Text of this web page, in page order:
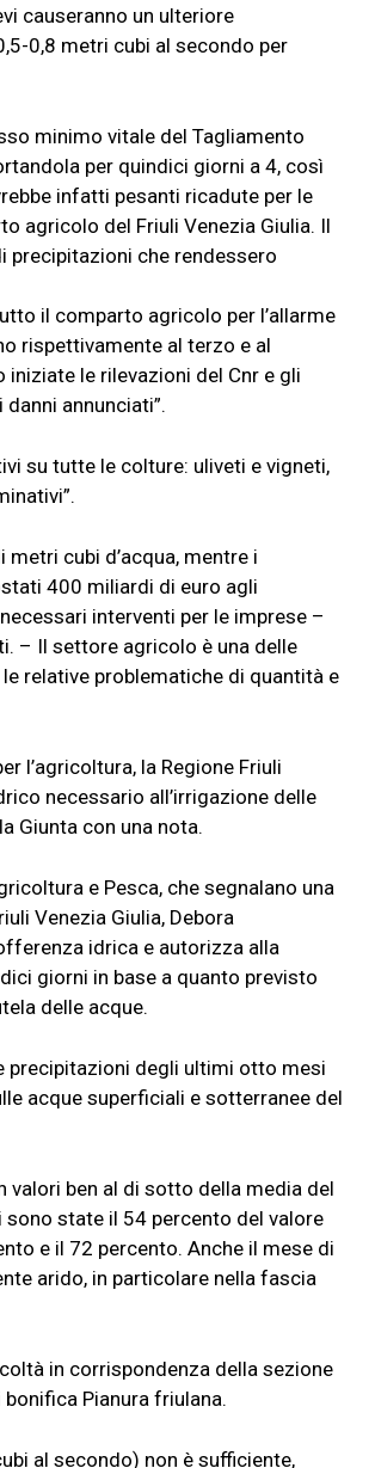
causeranno un ulteriore
0,8 metri cubi al secondo per
minimo vitale del Tagliamento
per quindici giorni a 4, così
infatti pesanti ricadute per le
agricolo del Friuli Venezia Giulia. Il
precipitazioni che rendessero
il comparto agricolo per l’allarme
rispettivamente al terzo e al
le rilevazioni del Cnr e gli
annunciati”.
su tutte le colture: uliveti e vigneti,
cubi d’acqua, mentre i
400 miliardi di euro agli
interventi per le imprese –
– Il settore agricolo è una delle
relative problematiche di quantità e
l’agricoltura, la Regione Friuli
necessario all’irrigazione delle
Giunta con una nota.
e Pesca, che segnalano una
Venezia Giulia, Debora
idrica e autorizza alla
giorni in base a quanto previsto
delle acque.
precipitazioni degli ultimi otto mesi
acque superficiali e sotterranee del
valori ben al di sotto della media del
state il 54 percento del valore
e il 72 percento. Anche il mese di
arido, in particolare nella fascia
in corrispondenza della sezione
Pianura friulana.
al secondo) non è sufficiente,